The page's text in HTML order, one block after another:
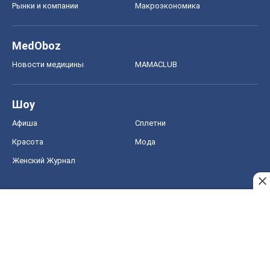
Рынки и компании Mакроэкономика
MedOboz
Новости медицины MAMACLUB
Шоу
Афиша Сплетни
Красота Мода
Женский Журнал